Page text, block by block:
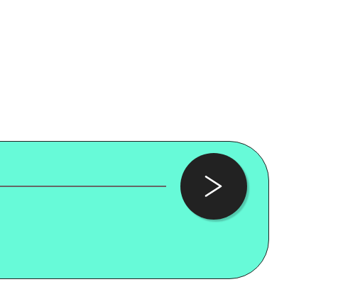
LECTURE ARCHIVE